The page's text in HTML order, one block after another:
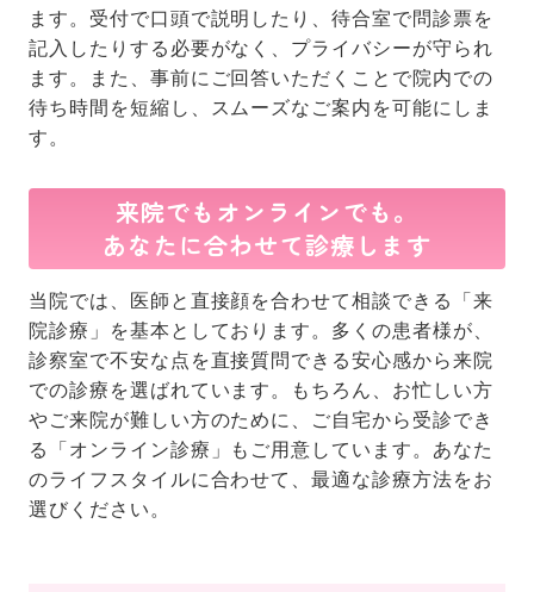
ます。受付で口頭で説明したり、待合室で問診票を
記入したりする必要がなく、プライバシーが守られ
ます。また、事前にご回答いただくことで院内での
待ち時間を短縮し、スムーズなご案内を可能にしま
す。
来院でもオンラインでも。
あなたに合わせて診療します
当院では、医師と直接顔を合わせて相談できる「来
院診療」を基本としております。多くの患者様が、
診察室で不安な点を直接質問できる安心感から来院
での診療を選ばれています。もちろん、お忙しい方
やご来院が難しい方のために、ご自宅から受診でき
る「オンライン診療」もご用意しています。あなた
のライフスタイルに合わせて、最適な診療方法をお
選びください。